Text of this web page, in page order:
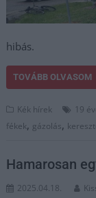
hibás.
TOVÁBB OLVASOM
Kék hírek 19
fékek, gázolás,
Hamarosan
2025.04.18.